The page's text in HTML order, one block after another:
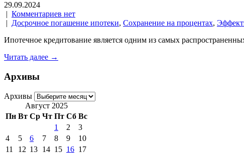
29.09.2024
| Комментариев нет
| Досрочное погашение ипотеки, Сохранение на процентах,
Ипотечное кредитование является одним из самых
Читать далее →
Архивы
Архивы
Август 2025
Пн Вт Ср Чт Пт Сб Вс
1
2
3
4
5 6 7 8 9
10
11
12 13 14 15 16 17